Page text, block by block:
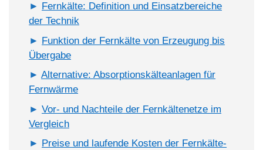
Fernkälte: Definition und Einsatzbereiche
der Technik
Funktion der Fernkälte von Erzeugung bis
Übergabe
Alternative: Absorptionskälteanlagen für
Fernwärme
Vor- und Nachteile der Fernkältenetze im
Vergleich
Preise und laufende Kosten der Fernkälte-